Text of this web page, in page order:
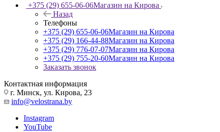
+375 (29) 655-06-06Магазин на Кирова
Назад
Телефоны
+375 (29) 655-06-06Магазин на Кирова
+375 (29) 166-44-88Магазин на Кирова
+375 (29) 776-07-07Магазин на Кирова
+375 (29) 755-20-60Магазин на Кирова
Заказать звонок
Контактная информация
г. Минск, ул. Кирова, 23
info@velostrana.by
Instagram
YouTube